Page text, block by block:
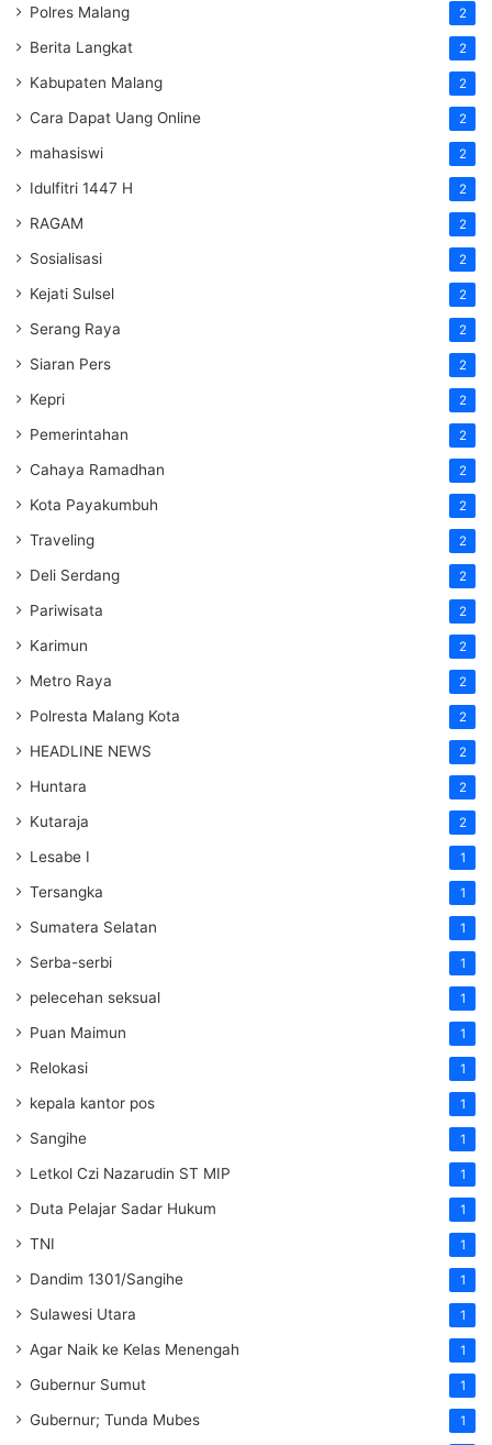
Polres Malang 2
Berita Langkat 2
Kabupaten Malang 2
Cara Dapat Uang Online 2
mahasiswi 2
Idulfitri 1447 H 2
RAGAM 2
Sosialisasi 2
Kejati Sulsel 2
Serang Raya 2
Siaran Pers 2
Kepri 2
Pemerintahan 2
Cahaya Ramadhan 2
Kota Payakumbuh 2
Traveling 2
Deli Serdang 2
Pariwisata 2
Karimun 2
Metro Raya 2
Polresta Malang Kota 2
HEADLINE NEWS 2
Huntara 2
Kutaraja 2
Lesabe I 1
Tersangka 1
Sumatera Selatan 1
Serba-serbi 1
pelecehan seksual 1
Puan Maimun 1
Relokasi 1
kepala kantor pos 1
Sangihe 1
Letkol Czi Nazarudin ST MIP 1
Duta Pelajar Sadar Hukum 1
TNI 1
Dandim 1301/Sangihe 1
Sulawesi Utara 1
Agar Naik ke Kelas Menengah 1
Gubernur Sumut 1
Gubernur; Tunda Mubes 1